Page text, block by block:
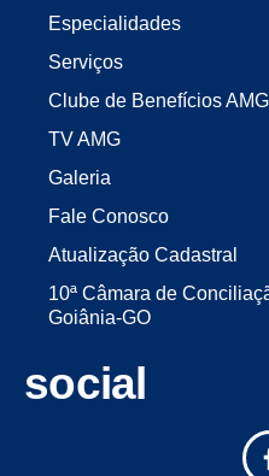
Especialidades
Serviços
Clube de Benefícios AMG
TV AMG
Galeria
Fale Conosco
Atualização Cadastral
10ª Câmara de
Goiânia-GO
social